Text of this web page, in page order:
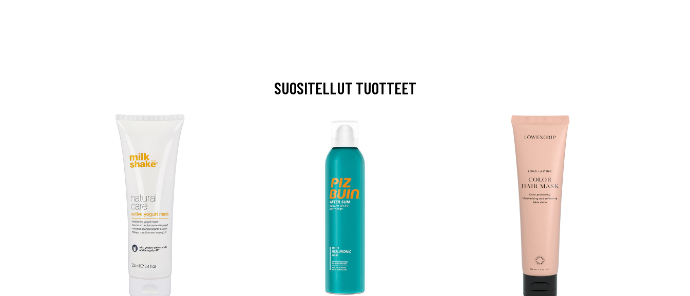
SUOSITELLUT TUOTTEET
Kaikki IdealofMeDin tuotteet -20 %!
Saat myös -200 € toimenpiteistä, kun
konsultaation
KATSO TARJOUS